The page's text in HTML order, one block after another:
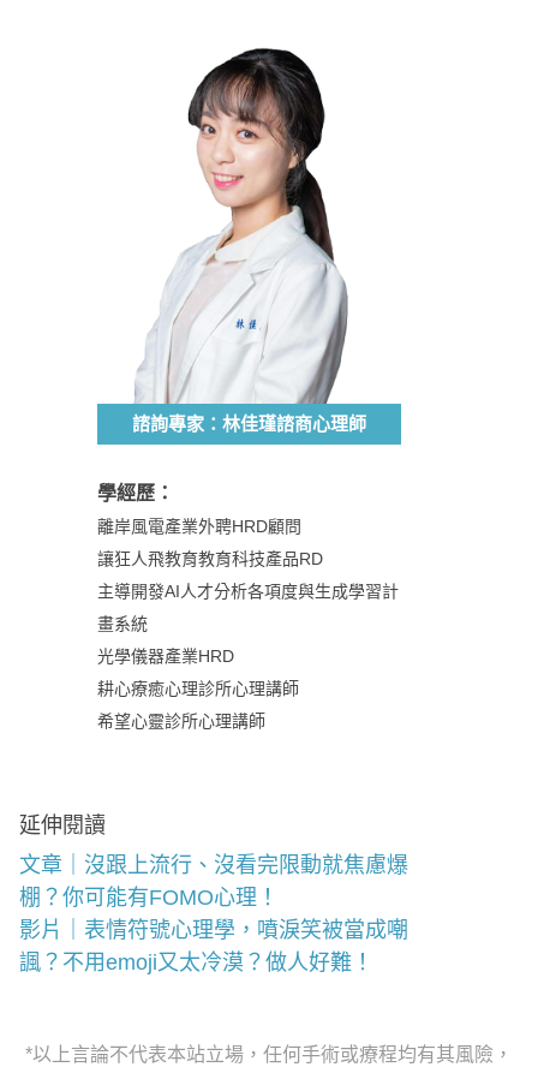
諮詢專家：林佳瑾諮商心理師
學經歷：
離岸風電產業外聘HRD顧問
讓狂人飛教育教育科技產品RD
主導開發AI人才分析各項度與生成學習計
畫系統
光學儀器產業HRD
耕心療癒心理診所心理講師
希望心靈診所心理講師
延伸閱讀
文章｜沒跟上流行、沒看完限動就焦慮爆
棚？你可能有FOMO心理！
影片｜表情符號心理學，噴淚笑被當成嘲
諷？不用emoji又太冷漠？做人好難！
*以上言論不代表本站立場，任何手術或療程均有其風險，